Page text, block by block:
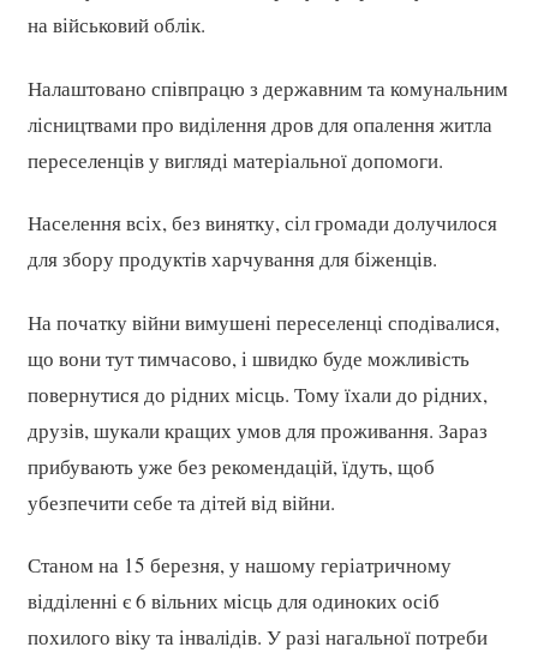
на військовий облік.
Налаштовано співпрацю з державним та комунальним
лісництвами про виділення дров для опалення житла
переселенців у вигляді матеріальної допомоги.
Населення всіх, без винятку, сіл громади долучилося
для збору продуктів харчування для біженців.
На початку війни вимушені переселенці сподівалися,
що вони тут тимчасово, і швидко буде можливість
повернутися до рідних місць. Тому їхали до рідних,
друзів, шукали кращих умов для проживання. Зараз
прибувають уже без рекомендацій, їдуть, щоб
убезпечити себе та дітей від війни.
Станом на 15 березня, у нашому геріатричному
відділенні є 6 вільних місць для одиноких осіб
похилого віку та інвалідів. У разі нагальної потреби